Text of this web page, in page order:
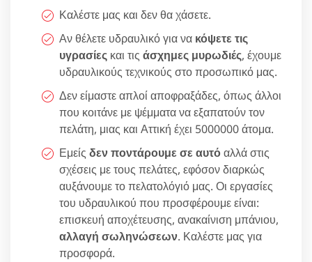
Καλέστε μας και δεν θα χάσετε.
Αν θέλετε υδραυλικό για να κόψετε τις
υγρασίες και τις άσχημες μυρωδιές, έχουμε
υδραυλικούς τεχνικούς στο προσωπικό μας.
Δεν είμαστε απλοί αποφραξάδες, όπως άλλοι
που κοιτάνε με ψέμματα να εξαπατούν τον
πελάτη, μιας και Αττική έχει 5000000 άτομα.
Εμείς δεν ποντάρουμε σε αυτόαλλά στις
σχέσεις με τους πελάτες, εφόσον διαρκώς
αυξάνουμε το πελατολόγιό μας. Οι εργασίες
του υδραυλικού που προσφέρουμε είναι:
επισκευή αποχέτευσης, ανακαίνιση μπάνιου,
αλλαγή σωληνώσεων. Καλέστε μας για
προσφορά.